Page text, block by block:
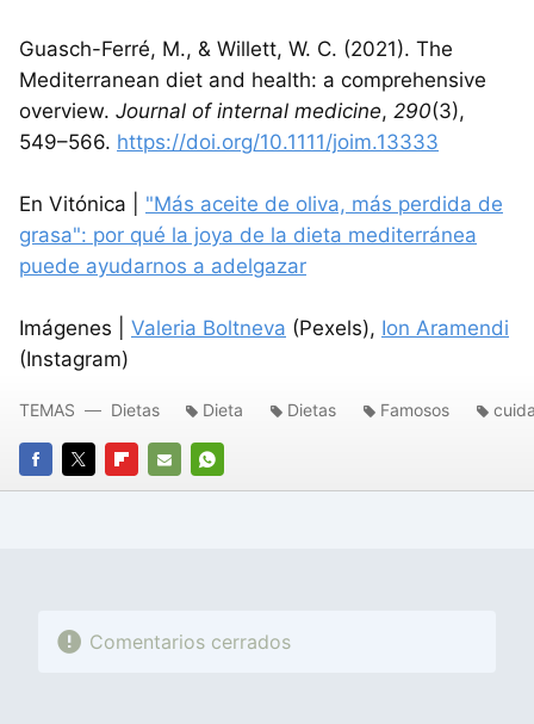
Guasch-Ferré, M., & Willett, W. C. (2021). The
Mediterranean diet and health: a comprehensive
overview. Journal of internal medicine, 290(3),
549–566. https://doi.org/10.1111/joim.13333
En Vitónica | "Más aceite de oliva, más perdida de
grasa": por qué la joya de la dieta mediterránea
puede ayudarnos a adelgazar
Imágenes | Valeria Boltneva (Pexels), Ion Aramendi
(Instagram)
FACEBOOK
TWITTERFLIPBOARD
E-
WHATSAPP
TEMAS Dietas Dieta Dietas Famosos
Comentarios cerrados